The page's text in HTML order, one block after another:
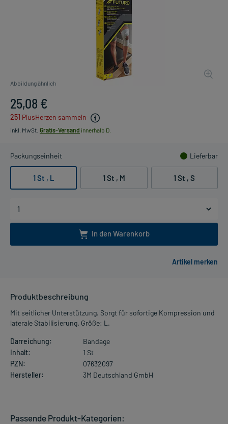
Abbildung ähnlich
25,08 €
251 PlusHerzen sammeln
inkl. MwSt. Gratis-Versand innerhalb D.
Packungseinheit Lieferbar
1 St , L 1 St , M 1 St , S
In den Warenkorb
Produktbeschreibung
Mit seitlicher Unterstützung. Sorgt für sofortige Kompression und
laterale Stabilisierung. Größe: L.
Darreichung:
Bandage
Inhalt:
1 St
PZN:
07632097
Hersteller:
3M Deutschland GmbH
Passende Produkt-Kategorien: